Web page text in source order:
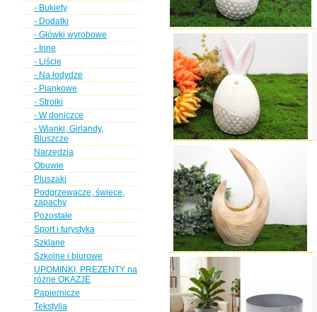
- Bukiety
- Dodatki
- Główki wyrobowe
- Inne
- Liście
- Na łodydze
- Piankowe
- Stroiki
- W doniczce
- Wianki, Girlandy,
Bluszcze
Narzędzia
Obuwie
Pluszaki
Podgrzewacze, świece,
zapachy
Pozostałe
Sport i turystyka
Szklane
Szkolne i biurowe
UPOMINKI, PREZENTY na
różne OKAZJE
Papiernicze
Tekstylia